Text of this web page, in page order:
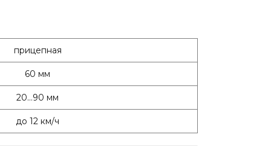
прицепная
60 мм
20…90 мм
до 12 км/ч